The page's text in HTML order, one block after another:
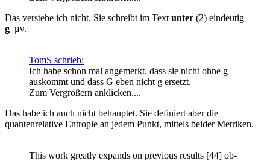
Das verstehe ich nicht. Sie schreibt im Text unter (2) eindeutig
g _μν.
TomS schrieb:
Ich habe schon mal angemerkt, dass sie nicht ohne g
auskommt und dass G eben nicht g ersetzt.
Zum Vergrößern anklicken....
Das habe ich auch nicht behauptet. Sie definiert aber die
quantenrelative Entropie an jedem Punkt, mittels beider Metriken.
This work greatly expands on previous results [44] ob-